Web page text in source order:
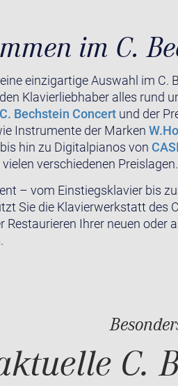
im C.
einzigartige Auswahl im
Klavierliebhaber alles rund
C. Bechstein Concertund der
Instrumente der Marken
bis hin zu Digitalpianos von
verschiedenen Preislagen.
– vom Einstiegsklavier bis
Sie die Klavierwerkstatt des
Restaurieren Ihrer neuen
C.